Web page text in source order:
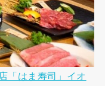
「はま寿司」イオ